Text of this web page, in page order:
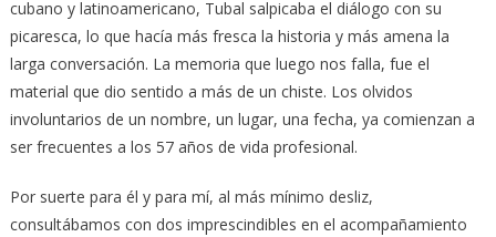
cubano y latinoamericano, Tubal salpicaba el diálogo con su
picaresca, lo que hacía más fresca la historia y más amena la
larga conversación. La memoria que luego nos falla, fue el
material que dio sentido a más de un chiste. Los olvidos
involuntarios de un nombre, un lugar, una fecha, ya comienzan a
ser frecuentes a los 57 años de vida profesional.
Por suerte para él y para mí, al más mínimo desliz,
consultábamos con dos imprescindibles en el acompañamiento